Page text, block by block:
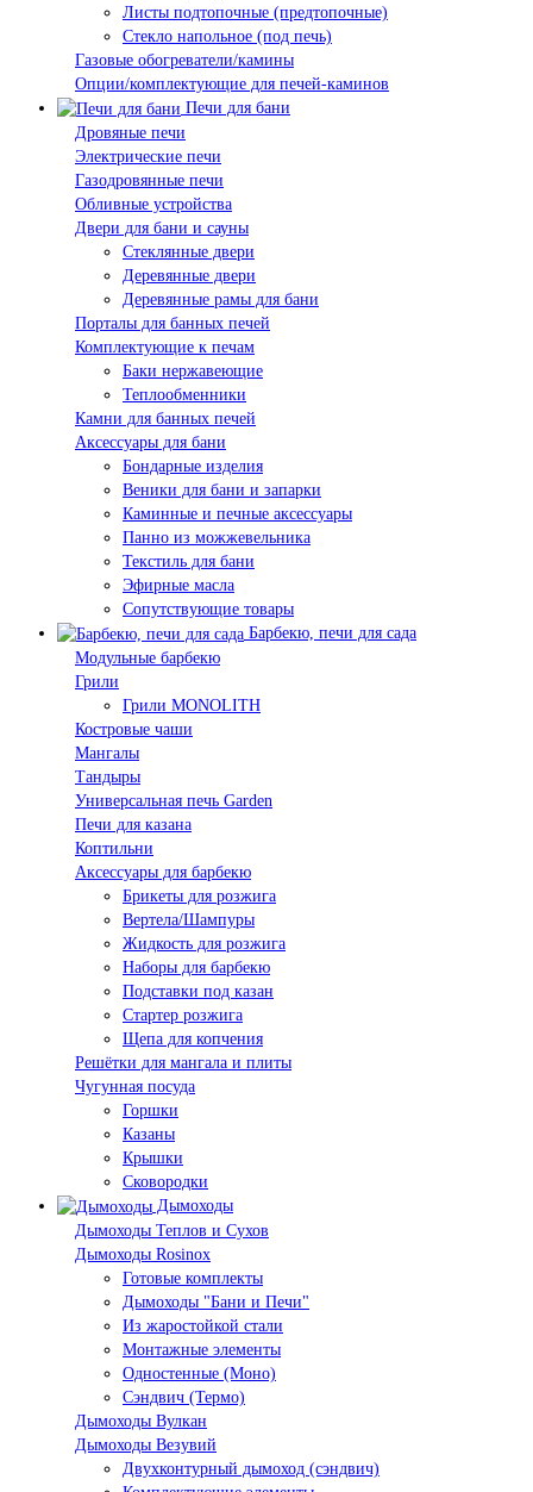
Листы подтопочные (предтопочные)
Стекло напольное (под печь)
Газовые обогреватели/камины
Опции/комплектующие для печей-каминов
Печи для бани
Дровяные печи
Электрические печи
Газодровянные печи
Обливные устройства
Двери для бани и сауны
Стеклянные двери
Деревянные двери
Деревянные рамы для бани
Порталы для банных печей
Комплектующие к печам
Баки нержавеющие
Теплообменники
Камни для банных печей
Аксессуары для бани
Бондарные изделия
Веники для бани и запарки
Каминные и печные аксессуары
Панно из можжевельника
Текстиль для бани
Эфирные масла
Сопутствующие товары
Барбекю, печи для сада
Модульные барбекю
Грили
Грили MONOLITH
Костровые чаши
Мангалы
Тандыры
Универсальная печь Garden
Печи для казана
Коптильни
Аксессуары для барбекю
Брикеты для розжига
Вертела/Шампуры
Жидкость для розжига
Наборы для барбекю
Подставки под казан
Стартер розжига
Щепа для копчения
Решётки для мангала и плиты
Чугунная посуда
Горшки
Казаны
Крышки
Сковородки
Дымоходы
Дымоходы Теплов и Сухов
Дымоходы Rosinox
Готовые комплекты
Дымоходы "Бани и Печи"
Из жаростойкой стали
Монтажные элементы
Одностенные (Моно)
Сэндвич (Термо)
Дымоходы Вулкан
Дымоходы Везувий
Двухконтурный дымоход (сэндвич)